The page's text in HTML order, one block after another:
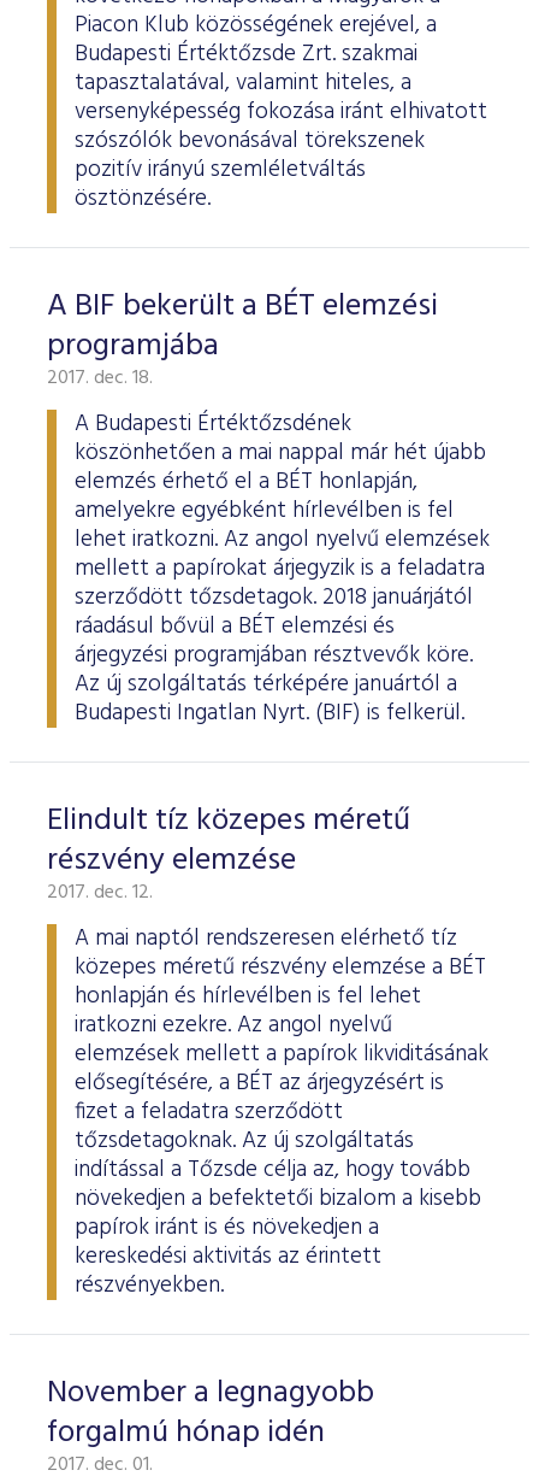
ESG Útmutató
Piacon Klub közösségének erejével, a
Budapesti Értéktőzsde Zrt. szakmai
tapasztalatával, valamint hiteles, a
versenyképesség fokozása iránt elhivatott
szószólók bevonásával törekszenek
pozitív irányú szemléletváltás
ösztönzésére.
A BIF bekerült a BÉT elemzési
programjába
2017. dec. 18.
A Budapesti Értéktőzsdének
köszönhetően a mai nappal már hét újabb
elemzés érhető el a BÉT honlapján,
amelyekre egyébként hírlevélben is fel
lehet iratkozni. Az angol nyelvű elemzések
mellett a papírokat árjegyzik is a feladatra
szerződött tőzsdetagok. 2018 januárjától
ráadásul bővül a BÉT elemzési és
árjegyzési programjában résztvevők köre.
Az új szolgáltatás térképére januártól a
Budapesti Ingatlan Nyrt. (BIF) is felkerül.
Elindult tíz közepes méretű
részvény elemzése
2017. dec. 12.
A mai naptól rendszeresen elérhető tíz
közepes méretű részvény elemzése a BÉT
honlapján és hírlevélben is fel lehet
iratkozni ezekre. Az angol nyelvű
elemzések mellett a papírok likviditásának
elősegítésére, a BÉT az árjegyzésért is
fizet a feladatra szerződött
tőzsdetagoknak. Az új szolgáltatás
indítással a Tőzsde célja az, hogy tovább
növekedjen a befektetői bizalom a kisebb
papírok iránt is és növekedjen a
kereskedési aktivitás az érintett
részvényekben.
November a legnagyobb
forgalmú hónap idén
2017. dec. 01.